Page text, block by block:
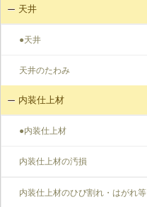
天井
●天井
天井のたわみ
内装仕上材
●内装仕上材
内装仕上材の汚損
内装仕上材のひび割れ・はがれ等